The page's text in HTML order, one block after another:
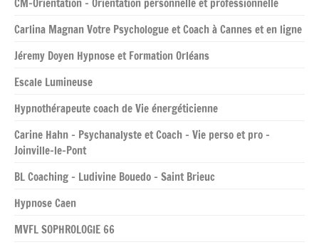
CM-Orientation – Orientation personnelle et professionnelle
Carlina Magnan Votre Psychologue et Coach à Cannes et en ligne
Jéremy Doyen Hypnose et Formation Orléans
Escale Lumineuse
Hypnothérapeute coach de Vie énergéticienne
Carine Hahn – Psychanalyste et Coach – Vie perso et pro –
Joinville-le-Pont
BL Coaching – Ludivine Bouedo – Saint Brieuc
Hypnose Caen
MVFL SOPHROLOGIE 66